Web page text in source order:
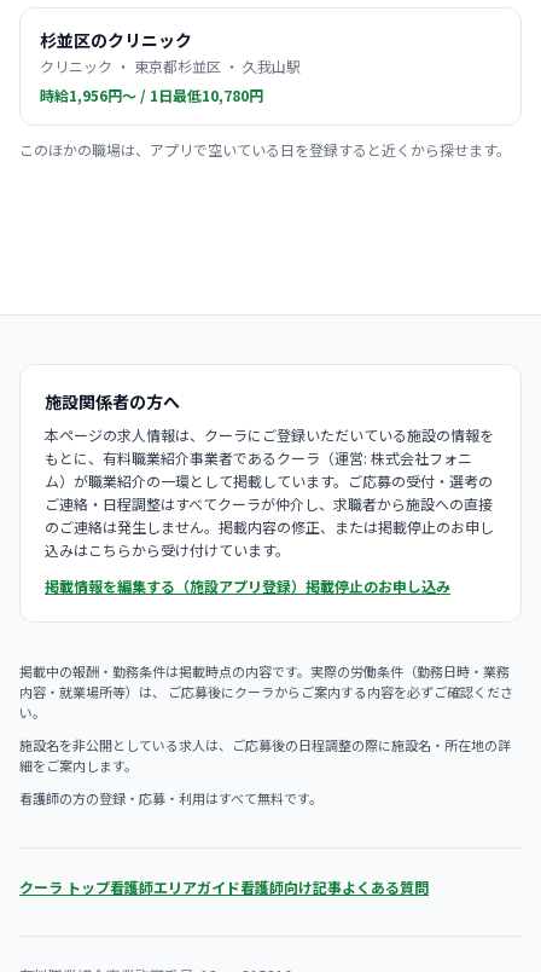
杉並区のクリニック
クリニック ・ 東京都杉並区 ・ 久我山駅
時給1,956円〜 / 1日最低10,780円
このほかの職場は、アプリで空いている日を登録すると近くから探せます。
施設関係者の方へ
本ページの求人情報は、クーラにご登録いただいている施設の情報を
もとに、有料職業紹介事業者であるクーラ（運営: 株式会社フォニ
ム）が職業紹介の一環として掲載しています。ご応募の受付・選考の
ご連絡・日程調整はすべてクーラが仲介し、求職者から施設への直接
のご連絡は発生しません。掲載内容の修正、または掲載停止のお申し
込みはこちらから受け付けています。
掲載情報を編集する（施設アプリ登録） 掲載停止のお申し込み
掲載中の報酬・勤務条件は掲載時点の内容です。実際の労働条件（勤務日時・業務
内容・就業場所等）は、 ご応募後にクーラからご案内する内容を必ずご確認くださ
い。
施設名を非公開としている求人は、ご応募後の日程調整の際に施設名・所在地の詳
細をご案内します。
看護師の方の登録・応募・利用はすべて無料です。
クーラ トップ看護師エリアガイド看護師向け記事よくある質問